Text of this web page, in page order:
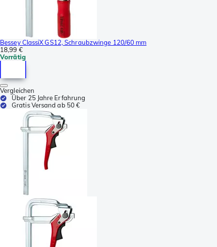
Bessey ClassiX GS12, Schraubzwinge 120/60 mm
18,99 €
Vorrätig
Vergleichen
Über 25 Jahre Erfahrung
Gratis Versand ab 50 €